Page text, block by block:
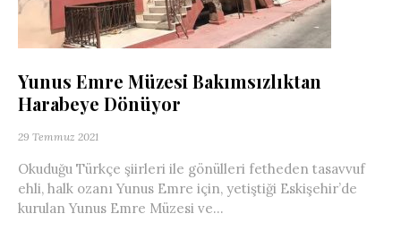
Yunus Emre Müzesi Bakımsızlıktan
Harabeye Dönüyor
29 Temmuz 2021
Okuduğu Türkçe şiirleri ile gönülleri fetheden tasavvuf
ehli, halk ozanı Yunus Emre için, yetiştiği Eskişehir’de
kurulan Yunus Emre Müzesi ve...